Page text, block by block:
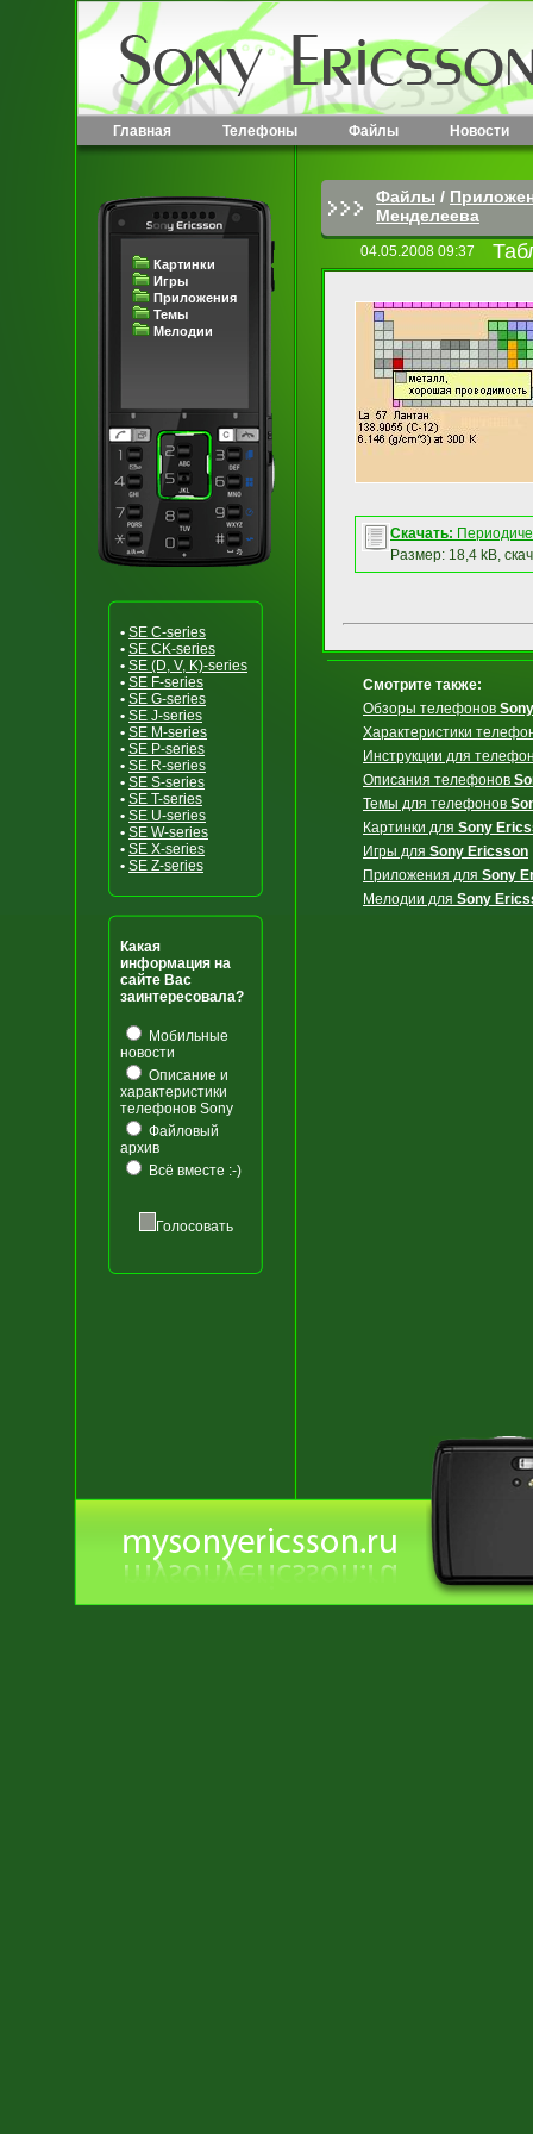
Главная Телефоны Файлы Новости
Картинки
Игры
Приложения
Темы
Мелодии
• SE C-series
• SE CK-series
• SE (D, V, K)-series
• SE F-series
• SE G-series
• SE J-series
• SE M-series
• SE P-series
• SE R-series
• SE S-series
• SE T-series
• SE U-series
• SE W-series
• SE X-series
• SE Z-series
Какая
информация на
сайте Вас
заинтересовала?
Мобильные
новости
Описание и
характеристики
телефонов Sony
Файловый
архив
Всё вместе :-)
Голосовать
Файлы /
Менделеева
04.05.2008 09:37
Скачать:
Размер: 18,4 kB,
Смотрите также:
Обзоры телефонов
Характеристики
Инструкции для
Описания телефонов
Темы для телефонов
Картинки для Sony
Игры для Sony Ericsson
Приложения для Sony
Мелодии для Sony